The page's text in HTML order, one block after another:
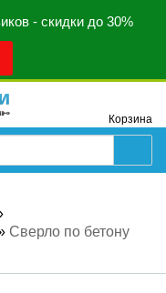
- скидки до 30%
Корзина
Сверло по бетону